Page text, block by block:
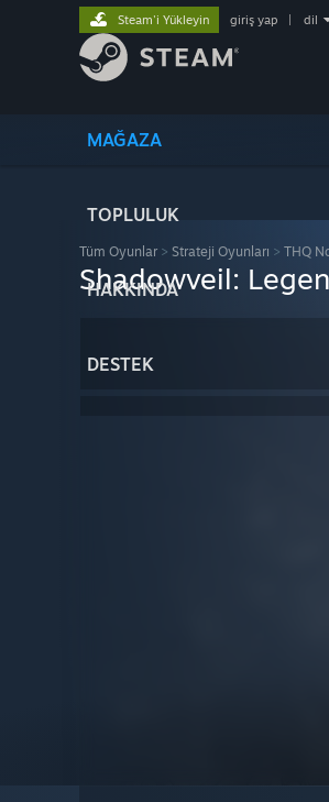
MAĞAZA
TOPLULUK
HAKKINDA
DESTEK
Steam'i Yükleyin giriş yap dil
Tüm Oyunlar > Strateji Oyunları > THQ
Shadowveil: